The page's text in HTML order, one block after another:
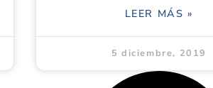
LEER MÁS »
5 diciembre, 2019